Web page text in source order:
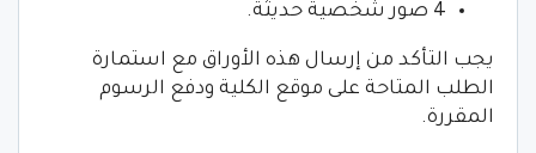
4 صور شخصية حديثة.
يجب التأكد من إرسال هذه الأوراق مع استمارة
الطلب المتاحة على موقع الكلية ودفع الرسوم
المقررة.